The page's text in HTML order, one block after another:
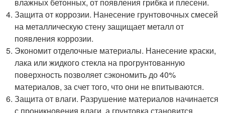
Защита от коррозии. Нанесение грунтовочных смесей
на металлическую стену защищает металл от
появления коррозии.
Экономит отделочные материалы. Нанесение краски,
лака или жидкого стекла на прогрунтованную
поверхность позволяет сэкономить до 40%
материалов, за счет того, что они не впитываются.
Защита от влаги. Разрушение материалов начинается